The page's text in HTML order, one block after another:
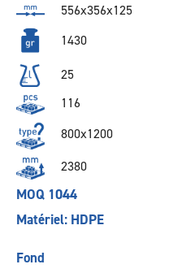
556x356x125
1430
25
116
800x1200
2380
MOQ 1044
Matériel: HDPE
Fond